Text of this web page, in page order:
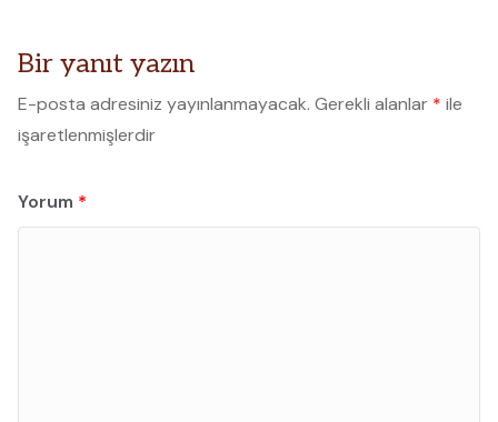
Bir yanıt yazın
E-posta adresiniz yayınlanmayacak. Gerekli alanlar * ile
işaretlenmişlerdir
Yorum *